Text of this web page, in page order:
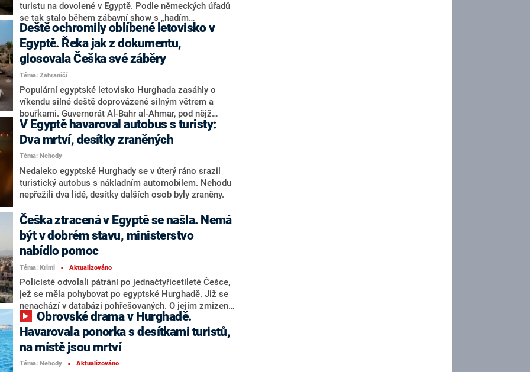
turistu na dovolené v Egyptě. Podle německých úřadů
se tak stalo během zábavní show s „hadím
kouzelníkem“, při níž mu plaz vlezl do kalhot. K
incidentu došlo na začátku dubna v Hurghadě,
oblíbeném letovisku u Rudého moře, informoval deník
The Guardian.
Deště ochromily oblíbené letovisko v
Egyptě. Řeka jak z dokumentu,
glosovala Češka své záběry
Téma: Zahraničí
Populární egyptské letovisko Hurghada zasáhly o
víkendu silné deště doprovázené silným větrem a
bouřkami. Guvernorát Al-Bahr al-Ahmar, pod nějž
město spadá, vyhlásil stav nouze a zavedl horkou
linku mezi starosty, informovala tamní média.
Následky srážek na sociální síti popsala i Češka.
V Egyptě havaroval autobus s turisty:
Dva mrtví, desítky zraněných
Téma: Nehody
Nedaleko egyptské Hurghady se v úterý ráno srazil
turistický autobus s nákladním automobilem. Nehodu
nepřežili dva lidé, desítky dalších osob byly zraněny.
Češka ztracená v Egyptě se našla. Nemá
být v dobrém stavu, ministerstvo
nabídlo pomoc
Téma: Krimi ■ Aktualizováno
Policisté odvolali pátrání po jednačtyřicetileté Češce,
jež se měla pohybovat po egyptské Hurghadě. Již se
nenachází v databázi pohřešovaných. O jejím zmizení
informovala i její sestra na facebookových stránkách.
Žena měla odletět sama do africké země. Podle
informací webu Novinky.cz je v pořádku, ovšem ve
špatném psychickém i fyzickém stavu.
Havarovala ponorka s desítkami turistů,
na místě jsou mrtví
Téma: Nehody ■ Aktualizováno